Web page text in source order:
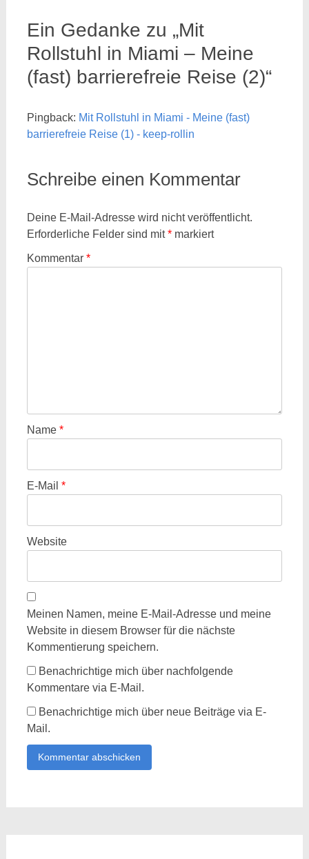
Ein Gedanke zu „Mit
Rollstuhl in Miami – Meine
(fast) barrierefreie Reise (2)“
Pingback: Mit Rollstuhl in Miami - Meine (fast)
barrierefreie Reise (1) - keep-rollin
Schreibe einen Kommentar
Deine E-Mail-Adresse wird nicht veröffentlicht.
Erforderliche Felder sind mit*markiert
Kommentar *
Name *
E-Mail *
Website
Meinen Namen, meine E-Mail-Adresse und meine
Website in diesem Browser für die nächste
Kommentierung speichern.
Benachrichtige mich über nachfolgende
Kommentare via E-Mail.
Benachrichtige mich über neue Beiträge via E-
Mail.